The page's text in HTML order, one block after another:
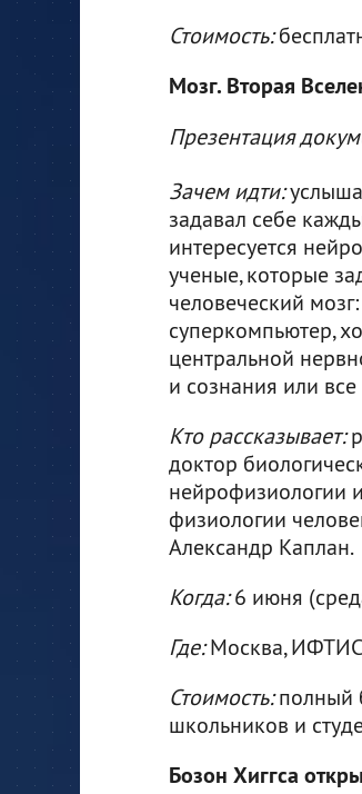
Стоимость:
Мозг. Вторая
Презентация
Зачем идти:
задавал себе
интересуется
ученые, которые
человеческий
суперкомпьютер,
центральной
и сознания или все
Кто рассказывает:
доктор
нейрофизиологии
физиологии
Александр Каплан.
Когда:6 июня
Где:Москва, ИФТИС
Стоимость:полный
школьников и
Бозон Хиггса